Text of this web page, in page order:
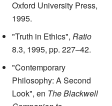
Oxford University Press,
1995.
"Truth in Ethics", Ratio
8.3, 1995, pp. 227–42.
"Contemporary
Philosophy: A Second
Look", en The Blackwell